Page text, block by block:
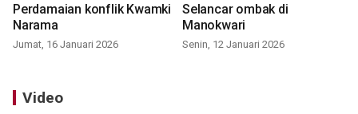
Perdamaian konflik Kwamki
Narama
Jumat, 16 Januari 2026
Selancar ombak di
Manokwari
Senin, 12 Januari 2026
Video